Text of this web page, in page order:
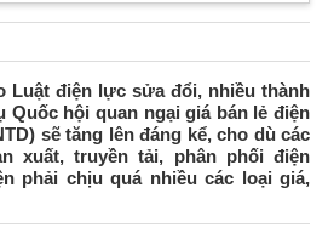
Luật điện lực sửa đổi, nhiều thành
Quốc hội quan ngại giá bán lẻ điện
sẽ tăng lên đáng kể, cho dù các
xuất, truyền tải, phân phối điện
phải chịu quá nhiều các loại giá,